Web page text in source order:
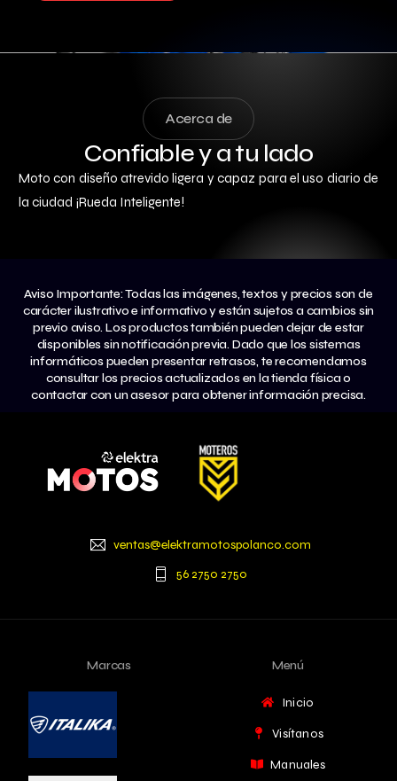
Acerca de
Confiable y a tu lado
Moto con diseño atrevido ligera y capaz para el uso diario de
la ciudad ¡Rueda Inteligente!
Aviso Importante: Todas las imágenes, textos y precios son de
carácter ilustrativo e informativo y están sujetos a cambios sin
previo aviso. Los productos también pueden dejar de estar
disponibles sin notificación previa. Dado que los sistemas
informáticos pueden presentar retrasos, te recomendamos
consultar los precios actualizados en la tienda física o
contactar con un asesor para obtener información precisa.
ventas@elektramotospolanco.com
56 2750 2750
Marcas Menú
Inicio
Visítanos
Manuales